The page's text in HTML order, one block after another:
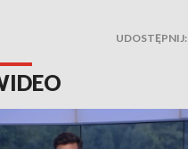
UDOSTĘPNIJ: